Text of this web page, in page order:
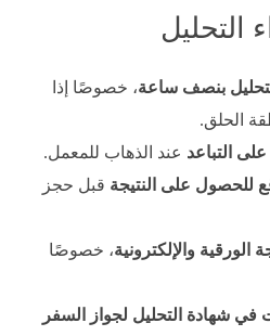
التحليل
بنصف ساعة، خصوصًا إذا
الحلق.
التباعد عند الذهاب للمعمل.
للحصول على النتيجة قبل حجز
والإلكترونية، خصوصًا
في شهادة التحليل لجواز السفر